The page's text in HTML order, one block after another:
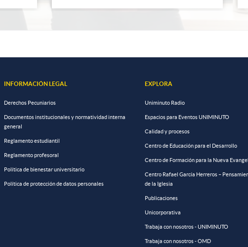
INFORMACIÓN LEGAL
Derechos Pecuniarios
Documentos institucionales y normatividad interna
general
Reglamento estudiantil
Reglamento profesoral
Política de bienestar universitario
Política de protección de datos personales
EXPLORA
Uniminuto Radio
Espacios para Eventos UNIMINUTO
Calidad y procesos
Centro de Educación para el Desarrollo
Centro de Formación para la Nueva
Centro Rafael García Herreros –
de la Iglesia
Publicaciones
Unicorporativa
Trabaja con nosotros - UNIMINUTO
Trabaja con nosotros - OMD